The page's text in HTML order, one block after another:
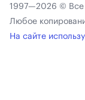
1997—2026 ©
Любое
На сайте